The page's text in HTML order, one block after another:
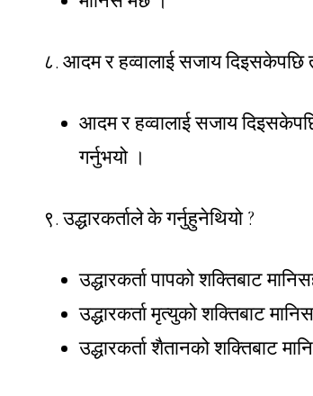
८. आदम र हव्वालाई सजाय दिइसकेपछि
आदम र हव्वालाई सजाय
गर्नुभयो ।
९. उद्धारकर्ताले के गर्नुहुनेथियो ?
उद्धारकर्ता पापको शक्तिबाट
उद्धारकर्ता मृत्युको शक्तिबाट
उद्धारकर्ता शैतानको शक्तिबाट